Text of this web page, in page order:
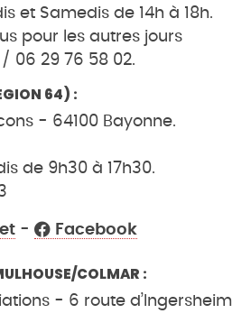
et Samedis de 14h à 18h.
pour les autres jours
/ 06 29 76 58 02.
64) :
- 64100 Bayonne.
de 9h30 à 17h30.
- Facebook
COLMAR :
- 6 route d’Ingersheim